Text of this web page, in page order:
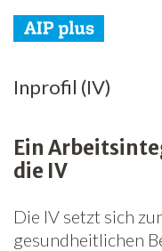
AIP plus
Arbeitsintegration
Spenden
Inprofil (IV)
Ein
die IV
Die IV setzt sich
gesundheitlichen